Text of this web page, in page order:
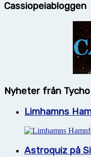
Cassiopeiabloggen
Nyheter från
Limhamns
Astroquiz på